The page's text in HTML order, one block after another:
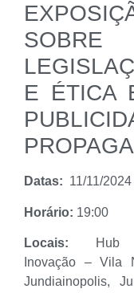
SOBRE
E ÉTICA
Datas: 11/11/2024
Horário: 19:00
Locais:
Inovação – Vila
Jundiainopolis,